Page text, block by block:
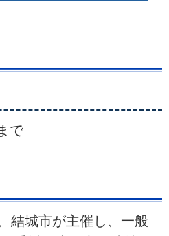
で
結城市が主催し、一般